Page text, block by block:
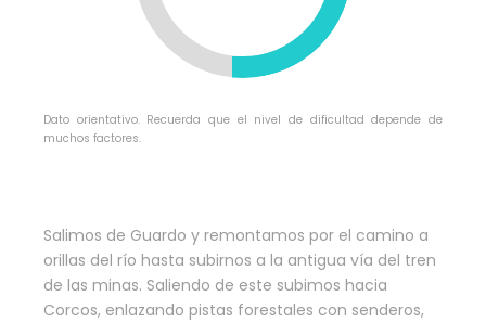
Dato orientativo. Recuerda que el nivel de dificultad depende de
muchos factores.
Salimos de Guardo y remontamos por el camino a
orillas del río hasta subirnos a la antigua vía del tren
de las minas. Saliendo de este subimos hacia
Corcos, enlazando pistas forestales con senderos,